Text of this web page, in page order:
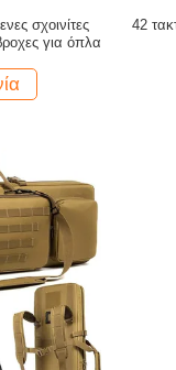
σχοινίτες
για όπλα
42